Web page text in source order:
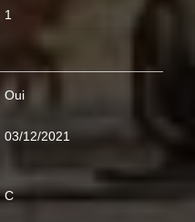
1
Oui
03/12/2021
C